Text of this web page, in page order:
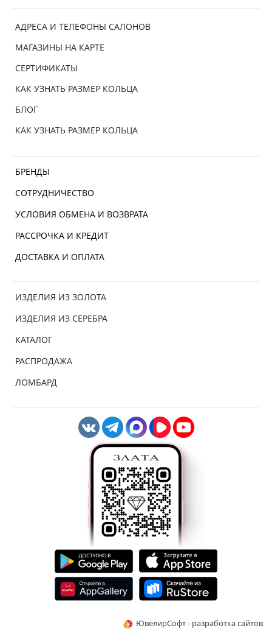
АДРЕСА И ТЕЛЕФОНЫ САЛОНОВ
МАГАЗИНЫ НА КАРТЕ
СЕРТИФИКАТЫ
КАК УЗНАТЬ РАЗМЕР КОЛЬЦА
БЛОГ
КАК УЗНАТЬ РАЗМЕР КОЛЬЦА
БРЕНДЫ
СОТРУДНИЧЕСТВО
УСЛОВИЯ ОБМЕНА И ВОЗВРАТА
РАССРОЧКА И КРЕДИТ
ДОСТАВКА И ОПЛАТА
ИЗДЕЛИЯ ИЗ ЗОЛОТА
ИЗДЕЛИЯ ИЗ СЕРЕБРА
КАТАЛОГ
РАСПРОДАЖА
ЛОМБАРД
ЮвелирСофт - разработка сайтов